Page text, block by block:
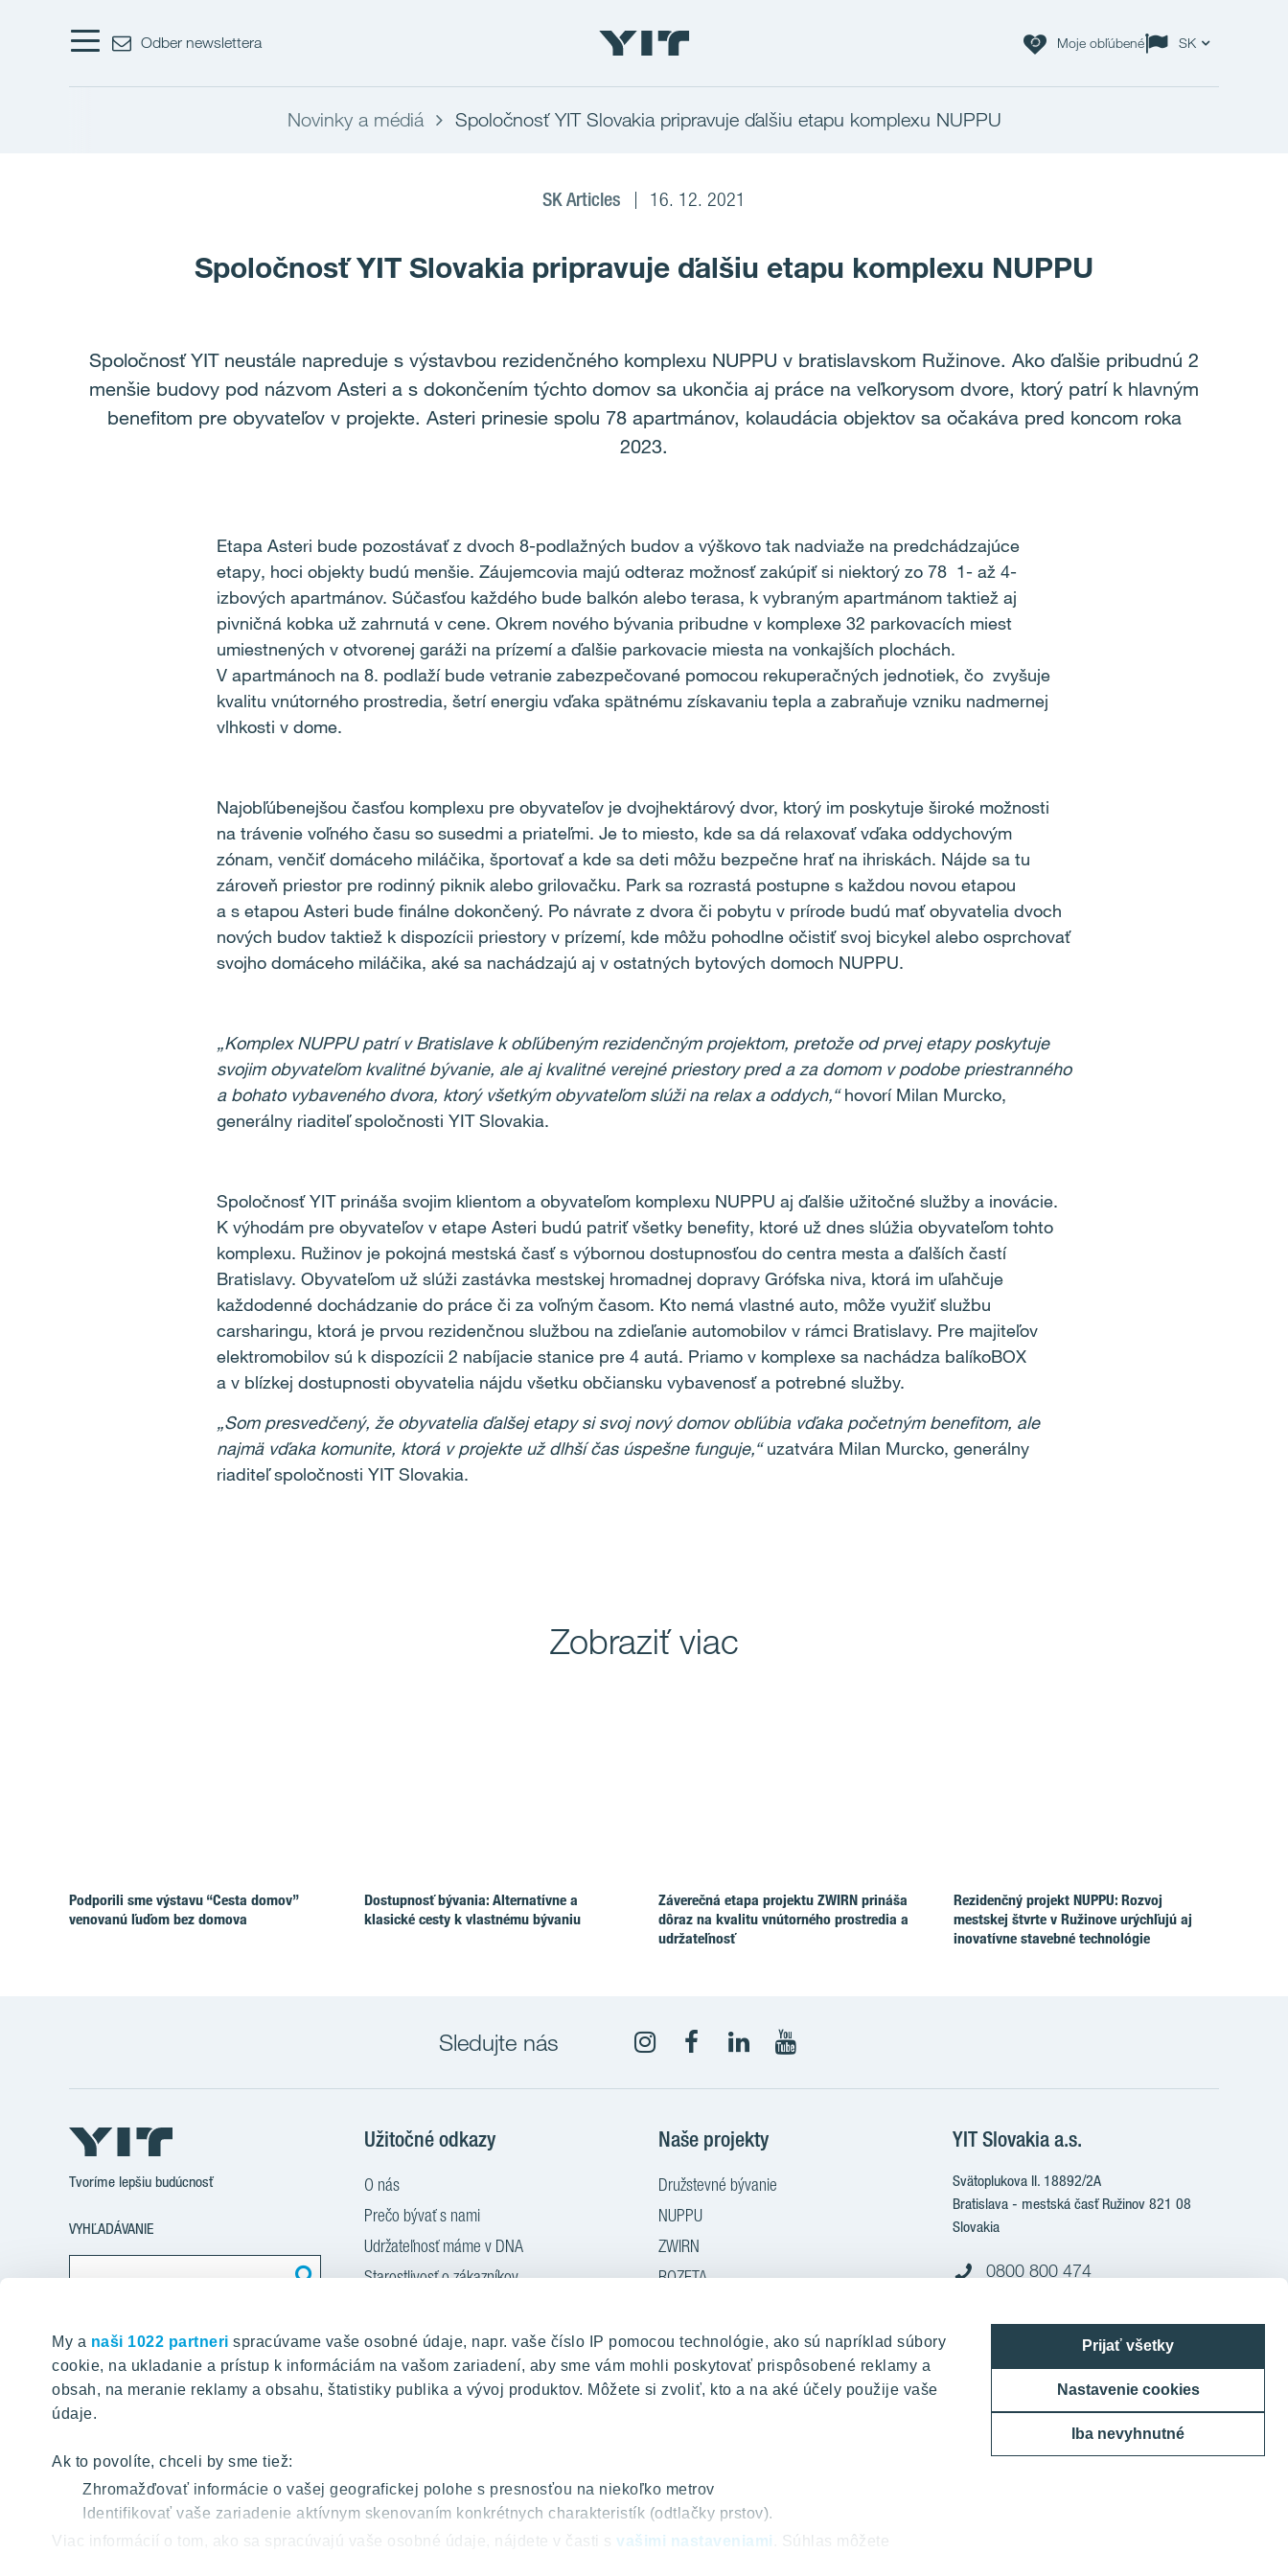
My a naši 1022 partneri spracúvame vaše osobné údaje, napr. vaše číslo IP pomocou technológie, ako sú napríklad súbory
cookie, na ukladanie a prístup k informáciám na vašom zariadení, aby sme vám mohli poskytovať prispôsobené reklamy a
obsah, na meranie reklamy a obsahu, štatistiky publika a vývoj produktov. Môžete si zvoliť, kto a na aké účely použije vaše
údaje.
Ak to povolíte, chceli by sme tiež:
Zhromažďovať informácie o vašej geografickej polohe s presnosťou na niekoľko metrov
Identifikovať vaše zariadenie aktívnym skenovaním konkrétnych charakteristík (odtlačky prstov).
Viac informácií o tom, ako sa spracúvajú vaše osobné údaje, nájdete v časti s vašimi nastaveniami . Súhlas môžete
Prijať všetky
Nastavenie cookies
Iba nevyhnutné
Odber newslettera Moje obľúbené SK
Novinky a médiá Spoločnosť YIT Slovakia pripravuje ďalšiu etapu komplexu NUPPU
SK Articles 16. 12. 2021
Spoločnosť YIT Slovakia pripravuje ďalšiu etapu komplexu NUPPU
Spoločnosť YIT neustále napreduje s výstavbou rezidenčného komplexu NUPPU v bratislavskom Ružinove. Ako ďalšie pribudnú 2
menšie budovy pod názvom Asteri a s dokončením týchto domov sa ukončia aj práce na veľkorysom dvore, ktorý patrí k hlavným
benefitom pre obyvateľov v projekte. Asteri prinesie spolu 78 apartmánov, kolaudácia objektov sa očakáva pred koncom roka
2023.
Etapa Asteri bude pozostávať z dvoch 8-podlažných budov a výškovo tak nadviaže na predchádzajúce
etapy, hoci objekty budú menšie. Záujemcovia majú odteraz možnosť zakúpiť si niektorý zo 78 1- až 4-
izbových apartmánov. Súčasťou každého bude balkón alebo terasa, k vybraným apartmánom taktiež aj
pivničná kobka už zahrnutá v cene. Okrem nového bývania pribudne v komplexe 32 parkovacích miest
umiestnených v otvorenej garáži na prízemí a ďalšie parkovacie miesta na vonkajších plochách.
V apartmánoch na 8. podlaží bude vetranie zabezpečované pomocou rekuperačných jednotiek, čo zvyšuje
kvalitu vnútorného prostredia, šetrí energiu vďaka spätnému získavaniu tepla a zabraňuje vzniku nadmernej
vlhkosti v dome.
Najobľúbenejšou časťou komplexu pre obyvateľov je dvojhektárový dvor, ktorý im poskytuje široké možnosti
na trávenie voľného času so susedmi a priateľmi. Je to miesto, kde sa dá relaxovať vďaka oddychovým
zónam, venčiť domáceho miláčika, športovať a kde sa deti môžu bezpečne hrať na ihriskách. Nájde sa tu
zároveň priestor pre rodinný piknik alebo grilovačku. Park sa rozrastá postupne s každou novou etapou
a s etapou Asteri bude finálne dokončený. Po návrate z dvora či pobytu v prírode budú mať obyvatelia dvoch
nových budov taktiež k dispozícii priestory v prízemí, kde môžu pohodlne očistiť svoj bicykel alebo osprchovať
svojho domáceho miláčika, aké sa nachádzajú aj v ostatných bytových domoch NUPPU.
„Komplex NUPPU patrí v Bratislave k obľúbeným rezidenčným projektom, pretože od prvej etapy poskytuje
svojim obyvateľom kvalitné bývanie, ale aj kvalitné verejné priestory pred a za domom v podobe priestranného
a bohato vybaveného dvora, ktorý všetkým obyvateľom slúži na relax a oddych,“hovorí Milan Murcko,
generálny riaditeľ spoločnosti YIT Slovakia.
Spoločnosť YIT prináša svojim klientom a obyvateľom komplexu NUPPU aj ďalšie užitočné služby a inovácie.
K výhodám pre obyvateľov v etape Asteri budú patriť všetky benefity, ktoré už dnes slúžia obyvateľom tohto
komplexu. Ružinov je pokojná mestská časť s výbornou dostupnosťou do centra mesta a ďalších častí
Bratislavy. Obyvateľom už slúži zastávka mestskej hromadnej dopravy Grófska niva, ktorá im uľahčuje
každodenné dochádzanie do práce či za voľným časom. Kto nemá vlastné auto, môže využiť službu
carsharingu, ktorá je prvou rezidenčnou službou na zdieľanie automobilov v rámci Bratislavy. Pre majiteľov
elektromobilov sú k dispozícii 2 nabíjacie stanice pre 4 autá. Priamo v komplexe sa nachádza balíkoBOX
a v blízkej dostupnosti obyvatelia nájdu všetku občiansku vybavenosť a potrebné služby.
„Som presvedčený, že obyvatelia ďalšej etapy si svoj nový domov obľúbia vďaka početným benefitom, ale
najmä vďaka komunite, ktorá v projekte už dlhší čas úspešne funguje,“uzatvára Milan Murcko, generálny
riaditeľ spoločnosti YIT Slovakia.
Zobraziť viac
Podporili sme výstavu “Cesta domov”
venovanú ľuďom bez domova
Dostupnosť bývania: Alternatívne a
klasické cesty k vlastnému bývaniu
Záverečná etapa projektu ZWIRN prináša
dôraz na kvalitu vnútorného prostredia a
udržateľnosť
Rezidenčný projekt NUPPU: Rozvoj
mestskej štvrte v Ružinove urýchľujú aj
inovatívne stavebné technológie
Sledujte nás
Tvoríme lepšiu budúcnosť
VYHĽADÁVANIE
Užitočné odkazy
O nás
Prečo bývať s nami
Udržateľnosť máme v DNA
Starostlivosť o zákazníkov
Služba Starý za nový
Služba zariadenia bytu
Novinky a médiá
Odber newslettera
Naše projekty
Družstevné bývanie
NUPPU
ZWIRN
ROZETA
ZWIRN OFFICE
Pradiareň 1900
YIT Slovakia a.s.
Svätoplukova II. 18892/2A
Bratislava - mestská časť Ružinov 821 08
Slovakia
0800 800 474
Pre volania zo zahraničia:
+421 903 999 333